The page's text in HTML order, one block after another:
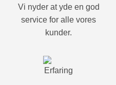
Vi nyder at yde en god
service for alle vores
kunder.